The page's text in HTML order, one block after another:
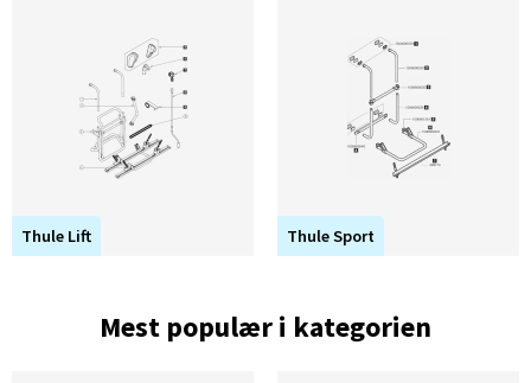
Thule Lift Thule Sport
Mest populær i kategorien